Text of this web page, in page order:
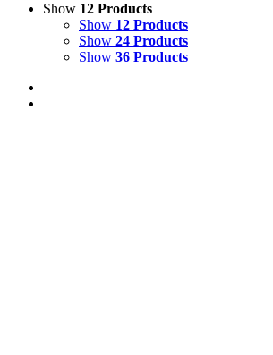
Show 12 Products
Show 12 Products
Show 24 Products
Show 36 Products